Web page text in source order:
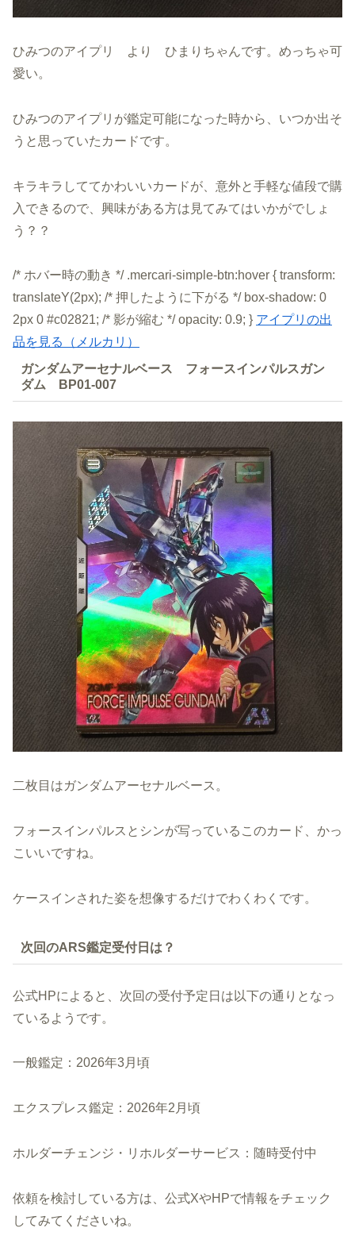
ひみつのアイプリ より ひまりちゃんです。めっちゃ可
愛い。
ひみつのアイプリが鑑定可能になった時から、いつか出そ
うと思っていたカードです。
キラキラしててかわいいカードが、意外と手軽な値段で購
入できるので、興味がある方は見てみてはいかがでしょ
う？？
/* ホバー時の動き */ .mercari-simple-btn:hover { transform:
translateY(2px); /* 押したように下がる */ box-shadow: 0
2px 0 #c02821; /* 影が縮む */ opacity: 0.9; } アイプリの出
品を見る（メルカリ）
ガンダムアーセナルベース フォースインパルスガン
ダム BP01-007
二枚目はガンダムアーセナルベース。
フォースインパルスとシンが写っているこのカード、かっ
こいいですね。
ケースインされた姿を想像するだけでわくわくです。
次回のARS鑑定受付日は？
公式HPによると、次回の受付予定日は以下の通りとなっ
ているようです。
一般鑑定：2026年3月頃
エクスプレス鑑定：2026年2月頃
ホルダーチェンジ・リホルダーサービス：随時受付中
依頼を検討している方は、公式XやHPで情報をチェック
してみてくださいね。